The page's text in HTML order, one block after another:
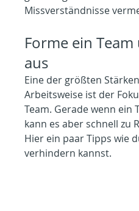
Missverständnisse
Forme ein
aus
Eine der größten
Arbeitsweise ist der
Team. Gerade wenn ein
kann es aber schnell zu
Hier ein paar Tipps wie
verhindern kannst.